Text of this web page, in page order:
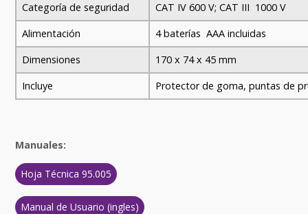
Categoría de seguridad
CAT IV 600 V; CAT III 1000 V
Alimentación
4 baterías AAA incluidas
Dimensiones
170 x 74 x 45 mm
Incluye
Protector de goma, puntas de
Manuales:
Hoja Técnica 95.005
Manual de Usuario (ingles)